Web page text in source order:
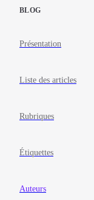
BLOG
Présentation
Liste des articles
Rubriques
Étiquettes
Auteurs